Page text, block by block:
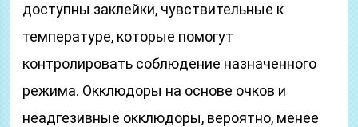
доступны заклейки, чувствительные к
температуре, которые помогут
контролировать соблюдение назначенного
режима. Окклюдоры на основе очков и
неадгезивные окклюдоры, вероятно, менее